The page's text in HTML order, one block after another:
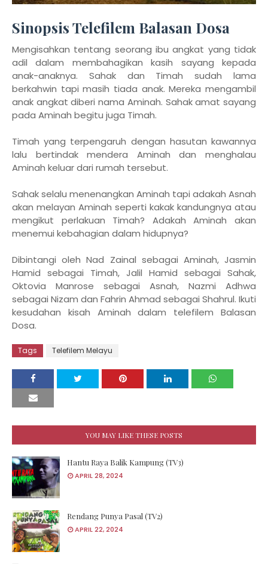
Sinopsis Telefilem Balasan Dosa
Mengisahkan tentang seorang ibu angkat yang tidak
adil dalam membahagikan kasih sayang kepada
anak-anaknya. Sahak dan Timah sudah lama
berkahwin tapi masih tiada anak. Mereka mengambil
anak angkat diberi nama Aminah. Sahak amat sayang
pada Aminah begitu juga Timah.
Timah yang terpengaruh dengan hasutan kawannya
lalu bertindak mendera Aminah dan menghalau
Aminah keluar dari rumah tersebut.
Sahak selalu menenangkan Aminah tapi adakah Asnah
akan melayan Aminah seperti kakak kandungnya atau
mengikut perlakuan Timah? Adakah Aminah akan
menemui kebahagian dalam hidupnya?
Dibintangi oleh Nad Zainal sebagai Aminah, Jasmin
Hamid sebagai Timah, Jalil Hamid sebagai Sahak,
Oktovia Manrose sebagai Asnah, Nazmi Adhwa
sebagai Nizam dan Fahrin Ahmad sebagai Shahrul. Ikuti
kesudahan kisah Aminah dalam telefilem Balasan
Dosa.
Tags Telefilem Melayu
YOU MAY LIKE THESE POSTS
Hantu Raya Balik Kampung (TV3)
APRIL 28, 2024
Rendang Punya Pasal (TV2)
APRIL 22, 2024